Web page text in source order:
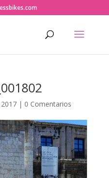
| 0 Comentarios